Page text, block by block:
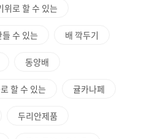
위로 할 수 있는
수 있는 배 깍두기
동양배
할 수 있는 귤카나페
두리안제품